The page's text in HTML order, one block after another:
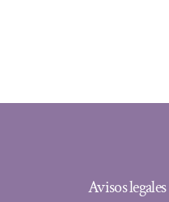
Avisos legales